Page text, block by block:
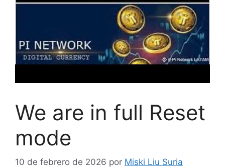
We are in full Reset
mode
10 de febrero de 2026 por Miski Liu Suria